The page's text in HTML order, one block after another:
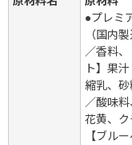
●プレミ
（国内
／香料
ト】果
縮乳、
／酸味
花黄、ク
【ブル